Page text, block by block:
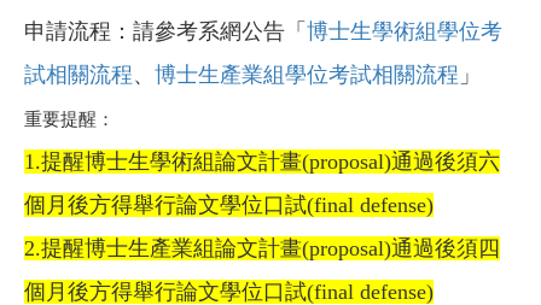
申請流程：請參考系網公告「 博士生學術組學位考
試相關流程、 博士生產業組學位考試相關流程 」
重要提醒：
1.提醒博士生學術組論文計畫(proposal)通過後須六
個月後方得舉行論文學位口試(final defense)
2.提醒博士生產業組論文計畫(proposal)通過後須四
個月後方得舉行論文學位口試(final defense)